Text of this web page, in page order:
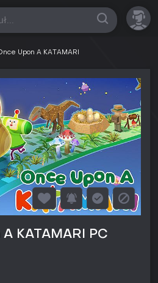
Upon A KATAMARI
KATAMARI PC